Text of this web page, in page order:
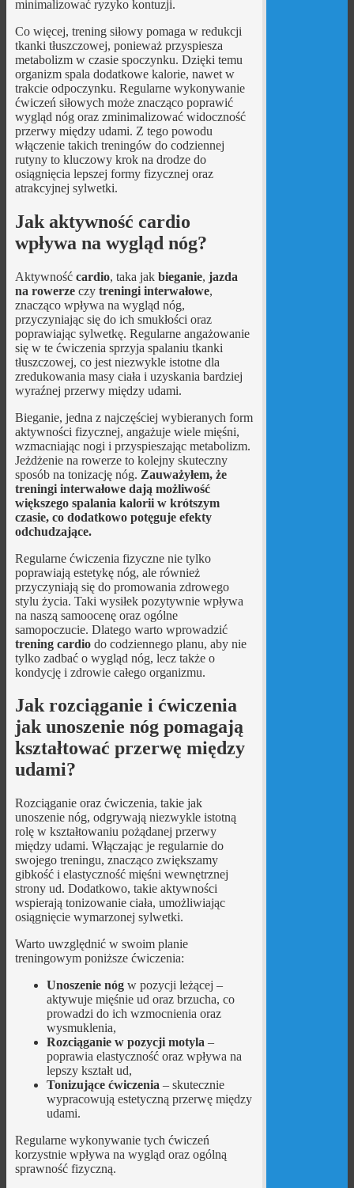
minimalizować ryzyko kontuzji.
Co więcej, trening siłowy pomaga w redukcji
tkanki tłuszczowej, ponieważ przyspiesza
metabolizm w czasie spoczynku. Dzięki temu
organizm spala dodatkowe kalorie, nawet w
trakcie odpoczynku. Regularne wykonywanie
ćwiczeń siłowych może znacząco poprawić
wygląd nóg oraz zminimalizować widoczność
przerwy między udami. Z tego powodu
włączenie takich treningów do codziennej
rutyny to kluczowy krok na drodze do
osiągnięcia lepszej formy fizycznej oraz
atrakcyjnej sylwetki.
Jak aktywność cardio
wpływa na wygląd nóg?
Aktywność cardio, taka jak bieganie, jazda
na rowerzeczy treningi interwałowe,
znacząco wpływa na wygląd nóg,
przyczyniając się do ich smukłości oraz
poprawiając sylwetkę. Regularne angażowanie
się w te ćwiczenia sprzyja spalaniu tkanki
tłuszczowej, co jest niezwykle istotne dla
zredukowania masy ciała i uzyskania bardziej
wyraźnej przerwy między udami.
Bieganie, jedna z najczęściej wybieranych form
aktywności fizycznej, angażuje wiele mięśni,
wzmacniając nogi i przyspieszając metabolizm.
Jeżdżenie na rowerze to kolejny skuteczny
sposób na tonizację nóg. Zauważyłem, że
treningi interwałowe dają możliwość
większego spalania kalorii w krótszym
czasie, co dodatkowo potęguje efekty
odchudzające.
Regularne ćwiczenia fizyczne nie tylko
poprawiają estetykę nóg, ale również
przyczyniają się do promowania zdrowego
stylu życia. Taki wysiłek pozytywnie wpływa
na naszą samoocenę oraz ogólne
samopoczucie. Dlatego warto wprowadzić
trening cardiodo codziennego planu, aby nie
tylko zadbać o wygląd nóg, lecz także o
kondycję i zdrowie całego organizmu.
Jak rozciąganie i ćwiczenia
jak unoszenie nóg pomagają
kształtować przerwę między
udami?
Rozciąganie oraz ćwiczenia, takie jak
unoszenie nóg, odgrywają niezwykle istotną
rolę w kształtowaniu pożądanej przerwy
między udami. Włączając je regularnie do
swojego treningu, znacząco zwiększamy
gibkość i elastyczność mięśni wewnętrznej
strony ud. Dodatkowo, takie aktywności
wspierają tonizowanie ciała, umożliwiając
osiągnięcie wymarzonej sylwetki.
Warto uwzględnić w swoim planie
treningowym poniższe ćwiczenia:
Unoszenie nógw pozycji leżącej –
aktywuje mięśnie ud oraz brzucha, co
prowadzi do ich wzmocnienia oraz
wysmuklenia,
Rozciąganie w pozycji motyla –
poprawia elastyczność oraz wpływa na
lepszy kształt ud,
Tonizujące ćwiczenia – skutecznie
wypracowują estetyczną przerwę między
udami.
Regularne wykonywanie tych ćwiczeń
korzystnie wpływa na wygląd oraz ogólną
sprawność fizyczną.